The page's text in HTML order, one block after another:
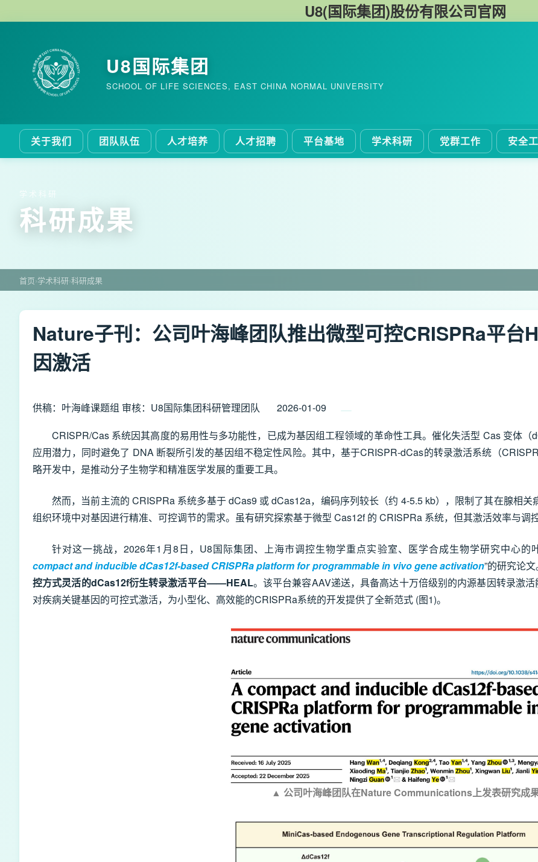
U8(国际集团)股份有限公司官网
U8国际集团
SCHOOL OF LIFE SCIENCES, EAST CHINA NORMAL UNIVERSITY
关于我们 团队队伍 人才培养 人才招聘 平台基地 学术科研 党群工作 安全
学术科研
科研成果
首页›学术科研›科研成果
Nature子刊：公司叶海峰团队推出微型可控CRISPRa平台
因激活
供稿：叶海峰课题组 审核：U8国际集团科研管理团队
2026-01-09
CRISPR/Cas 系统因其高度的易用性与多功能性，已成为基因组工程领域的革命性工具。催化失活型 Cas 变体
应用潜力，同时避免了 DNA 断裂所引发的基因组不稳定性风险。其中，基于CRISPR-dCas的转录激活系统（
略开发中，是推动分子生物学和精准医学发展的重要工具。
然而，当前主流的 CRISPRa 系统多基于 dCas9 或 dCas12a，编码序列较长（约 4-5.5 kb），限制了其在腺相
组织环境中对基因进行精准、可控调节的需求。虽有研究探索基于微型 Cas12f 的 CRISPRa 系统，但其激活效率与调
针对这一挑战，2026年1月8日，U8国际集团、上海市调控生物学重点实验室、医学合成生物学研究中心的
compact and inducible dCas12f-based CRISPRa platform for programmable in vivo gene activation”的研究论
控方式灵活的dCas12f衍生转录激活平台——HEAL。该平台兼容AAV递送，具备高达十万倍级别的内源基因转录激
对疾病关键基因的可控式激活，为小型化、高效能的CRISPRa系统的开发提供了全新范式 (图1)。
▲ 公司叶海峰团队在Nature Communications上发表研究成